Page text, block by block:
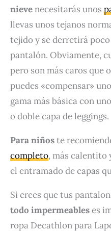
nieve necesitarás unos
llevas unos tejanos
tejido y se derretirá
pantalón. Obviamente,
pero son más caros que
puedes «compensar»
gama más básica con
o doble capa de leggings.
Para niñoste
completo, más calentito
el entramado de capas
Si crees que tus
todo impermeableses
ropa Decathlon para